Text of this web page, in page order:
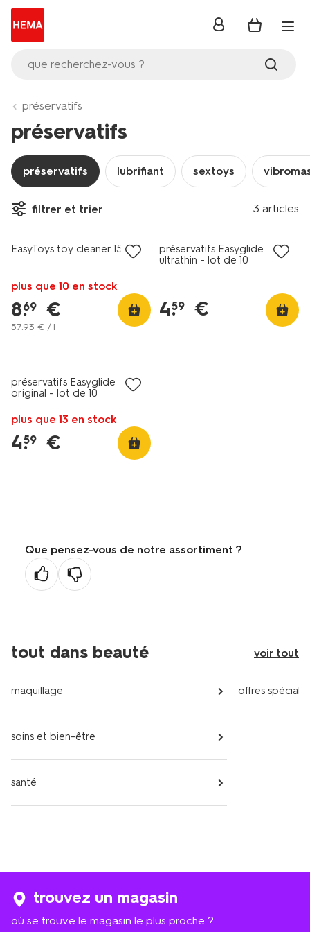
que recherchez-vous ?
se
préservatifs
préservatifs
préservatifs lubrifiant sextoys
filtrer et trier 3 articles
vegan
EasyToys toy cleaner 150ml
plus que 10 en stock
8.
69 €
57.93 € / l
préservatifs Easyglide
ultrathin - lot de 10
4.
59 €
préservatifs Easyglide
original - lot de 10
plus que 13 en stock
4.
59 €
Que pensez-vous de notre assortiment ?
tout dans beauté voir tout
maquillage
soins et bien-être
santé
offres spéciales
trouvez un magasin
où se trouve le magasin le plus proche ?